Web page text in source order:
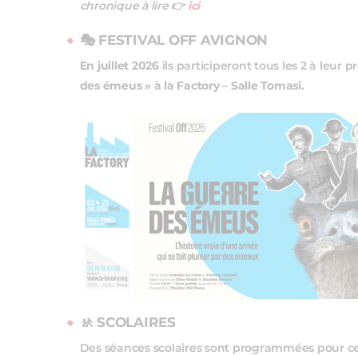
chronique à lire 👉 ici
🎭 FESTIVAL OFF AVIGNON
En juillet 2026ils participeront tous les 2 à leur
des émeus » à la Factory – Salle Tomasi.
🚸 SCOLAIRES
Des séances scolaires sont programmées pour